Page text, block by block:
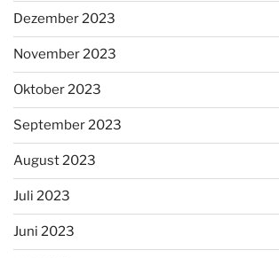
Dezember 2023
November 2023
Oktober 2023
September 2023
August 2023
Juli 2023
Juni 2023